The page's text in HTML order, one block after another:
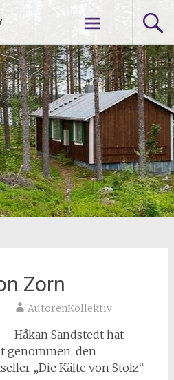
Zorn
AutorenKollektiv
Håkan Sandstedt hat
genommen, den
„Die Kälte von Stolz“